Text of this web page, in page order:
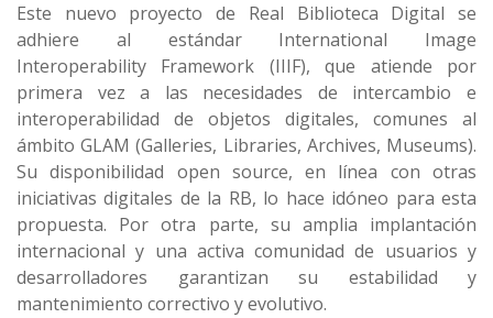
Este nuevo proyecto de Real Biblioteca Digital se
adhiere al estándar International Image
Interoperability Framework (IIIF), que atiende por
primera vez a las necesidades de intercambio e
interoperabilidad de objetos digitales, comunes al
ámbito GLAM (Galleries, Libraries, Archives, Museums).
Su disponibilidad open source, en línea con otras
iniciativas digitales de la RB, lo hace idóneo para esta
propuesta. Por otra parte, su amplia implantación
internacional y una activa comunidad de usuarios y
desarrolladores garantizan su estabilidad y
mantenimiento correctivo y evolutivo.